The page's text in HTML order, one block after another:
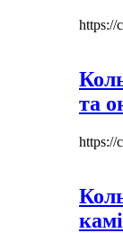
https://
та
https://